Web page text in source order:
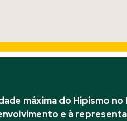
máxima do Hipismo no
e à